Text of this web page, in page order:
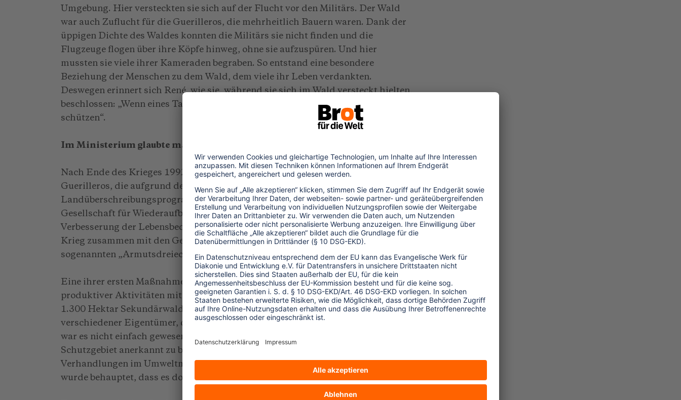
Umgebung. Hier versteckten sie sich auf der Flucht vor den Militärs. Der Wald
war auch Zuflucht für die Guerilleros, die mehrheitlich Bauern waren. Dank der
üppigen Dichte des Waldes konnten die Militärs sie nicht finden und die
Flugzeuge flogen über ihre Köpfe hinweg, ohne sie aufzuspüren. Und hier
mussten sie viele ihrer Kameraden begraben. So entstand eine besondere
Beziehung der Menschen zu dem Wald, dem viele ihr Leben verdankten.
Deswegen erinnert sich René, wie sie, während sie sich im Wald versteckt hielten,
beschlossen: „Wenn eines Tages der Krieg zu Ende ist, werden wir diesen Wald
schützen“.
Im Ministerium glaubte man nicht, dass es da einen Wald gibt
Nach Ende des Krieges 1992 beschloss die Gemeinde gemeinsam mit einigen Ex-
Guerilleros, die aufgrund des im Friedensabkommen enthaltenen
Landüberschreibungsprogramms Ackerland erhalten hatten, die Gründung der
Gesellschaft für Wiederaufbau und Entwicklung. Das Ziel dieses Vereins war die
Verbesserung der Lebensbedingungen der Bewohner des Dorfes, das vor dem
Krieg zusammen mit den Gemeinden Jutiapa und Tejeupeque Teil des
sogenannten „Armutsdreiecks“ war.
Eine ihrer ersten Maßnahmen bestand darin, zusätzlich zur Förderung
produktiver Aktivitäten mit dem Ziel der nachhaltigen Nutzung der Ökosysteme
1.300 Hektar Sekundärwald zu pflegen und zu erhalten. Das Gebiet ist im Besitz
verschiedener Eigentümer, des Bürgermeisteramtes und des Vereins. Anfänglich
war es nicht einfach gewesen, es von der öffentlichen Verwaltung als
Schutzgebiet anerkannt zu bekommen. René erzählt, dass ihnen bei den
Verhandlungen im Umweltministerium in San Salvador niemand glaubte. Es
wurde behauptet, dass es dort nie einen Wald gegeben habe.